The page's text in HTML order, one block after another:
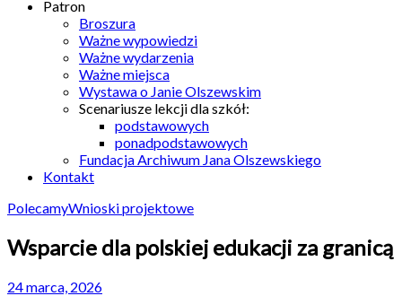
Patron
Broszura
Ważne wypowiedzi
Ważne wydarzenia
Ważne miejsca
Wystawa o Janie Olszewskim
Scenariusze lekcji dla szkół:
podstawowych
ponadpodstawowych
Fundacja Archiwum Jana Olszewskiego
Kontakt
PolecamyWnioski projektowe
Wsparcie dla polskiej edukacji za granicą
24 marca, 2026